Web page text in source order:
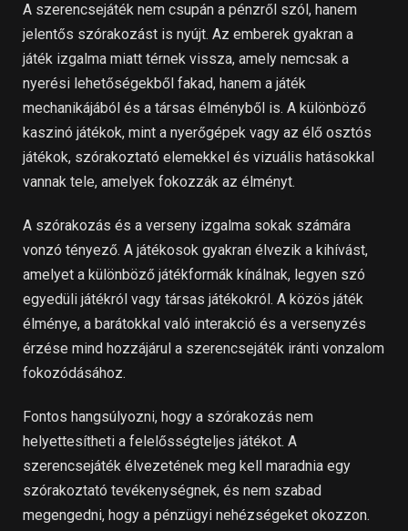
A szerencsejáték nem csupán a pénzről szól, hanem
jelentős szórakozást is nyújt. Az emberek gyakran a
játék izgalma miatt térnek vissza, amely nemcsak a
nyerési lehetőségekből fakad, hanem a játék
mechanikájából és a társas élményből is. A különböző
kaszinó játékok, mint a nyerőgépek vagy az élő osztós
játékok, szórakoztató elemekkel és vizuális hatásokkal
vannak tele, amelyek fokozzák az élményt.
A szórakozás és a verseny izgalma sokak számára
vonzó tényező. A játékosok gyakran élvezik a kihívást,
amelyet a különböző játékformák kínálnak, legyen szó
egyedüli játékról vagy társas játékokról. A közös játék
élménye, a barátokkal való interakció és a versenyzés
érzése mind hozzájárul a szerencsejáték iránti vonzalom
fokozódásához.
Fontos hangsúlyozni, hogy a szórakozás nem
helyettesítheti a felelősségteljes játékot. A
szerencsejáték élvezetének meg kell maradnia egy
szórakoztató tevékenységnek, és nem szabad
megengedni, hogy a pénzügyi nehézségeket okozzon.